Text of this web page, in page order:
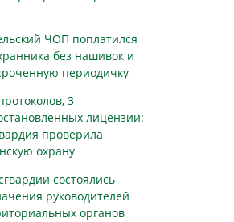
ЧОП поплатился
без нашивок и
периодичку
3
лицензии:
проверила
охрану
состоялись
руководителей
органов